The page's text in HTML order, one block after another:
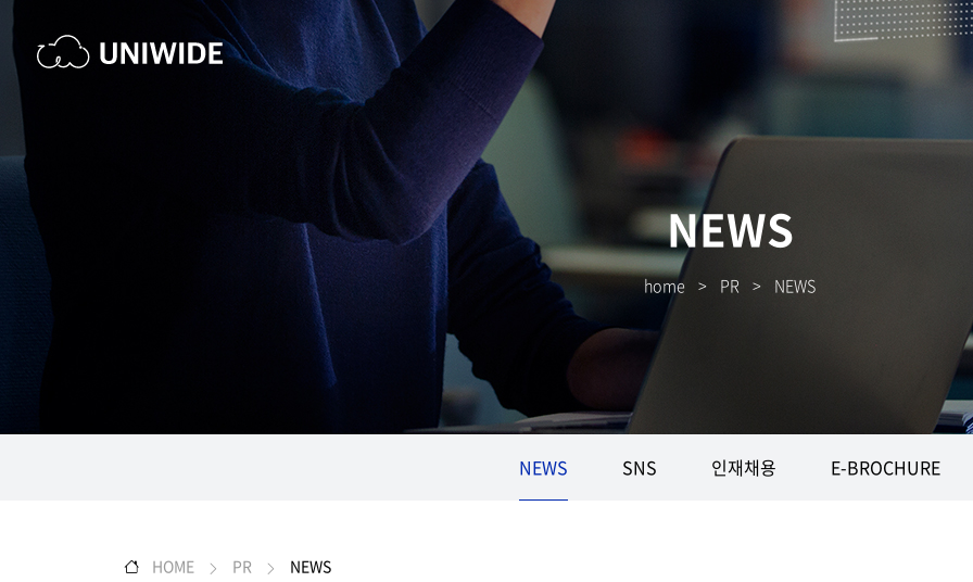
NEWS
home > PR > NEWS
NEWS SNS 인재채용 E-BROCHURE
HOME PR NEWS